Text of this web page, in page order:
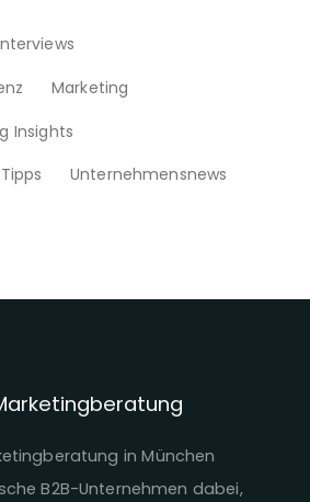
Marketing
Insights
Unternehmensnews
in München
B2B-Unternehmen dabei,